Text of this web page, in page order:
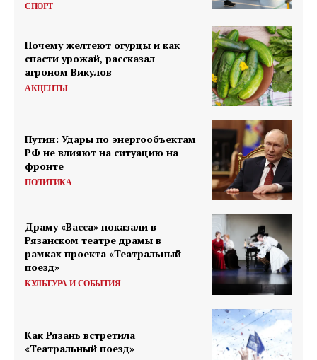
СПОРТ
Почему желтеют огурцы и как
спасти урожай, рассказал
агроном Викулов
АКЦЕНТЫ
Путин: Удары по энергообъектам
РФ не влияют на ситуацию на
фронте
ПОЛИТИКА
Драму «Васса» показали в
Рязанском театре драмы в
рамках проекта «Театральный
поезд»
КУЛЬТУРА И СОБЫТИЯ
Как Рязань встретила
«Театральный поезд»